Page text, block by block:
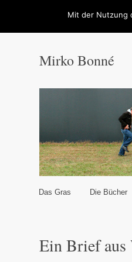
Mirko Bonné
Zum Inhalt wechseln
Zum sekundären
Das Gras Die Bücher
Ein Brief aus
Mit der Nutzung